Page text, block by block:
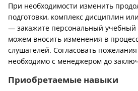
При необходимости изменить
подготовки, комплекс дисциплин
— закажите персональный учебный
можем вносить изменения в
слушателей. Согласовать
необходимо с менеджером до
Приобретаемые навыки